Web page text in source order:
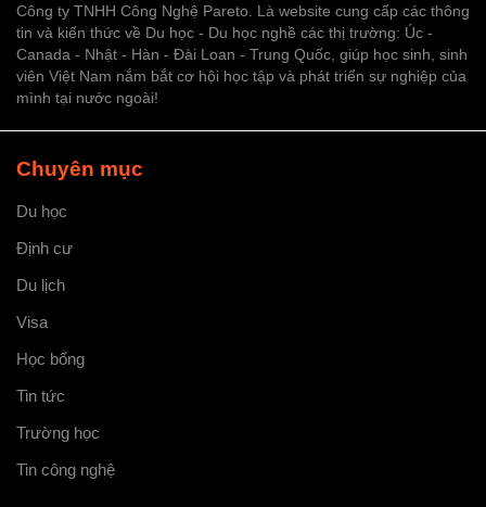
Công ty TNHH Công Nghệ Pareto. Là website cung cấp các thông
tin và kiến thức về Du học - Du học nghề các thị trường: Úc -
Canada - Nhật - Hàn - Đài Loan - Trung Quốc, giúp học sinh, sinh
viên Việt Nam nắm bắt cơ hội học tập và phát triển sự nghiệp của
mình tại nước ngoài!
Chuyên mục
Du học
Định cư
Du lịch
Visa
Học bổng
Tin tức
Trường học
Tin công nghệ